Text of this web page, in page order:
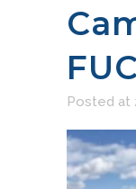
Posted at